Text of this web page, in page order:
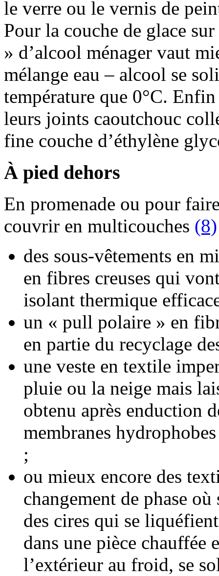
le verre ou le vernis de
Pour la couche de glace
» d’alcool ménager vaut
mélange eau – alcool se
température que 0°C.
leurs joints caoutchouc
fine couche d’éthylène
À pied dehors
En promenade ou pour
couvrir en multicouches (8)
des sous-vêtements en
en fibres creuses qui
isolant thermique
un « pull polaire » en
en partie du recyclage
une veste en textile
pluie ou la neige mais
obtenu après enduction
membranes
;
ou mieux encore des
changement de phase
des cires qui se
dans une pièce chauffée
l’extérieur au froid, se